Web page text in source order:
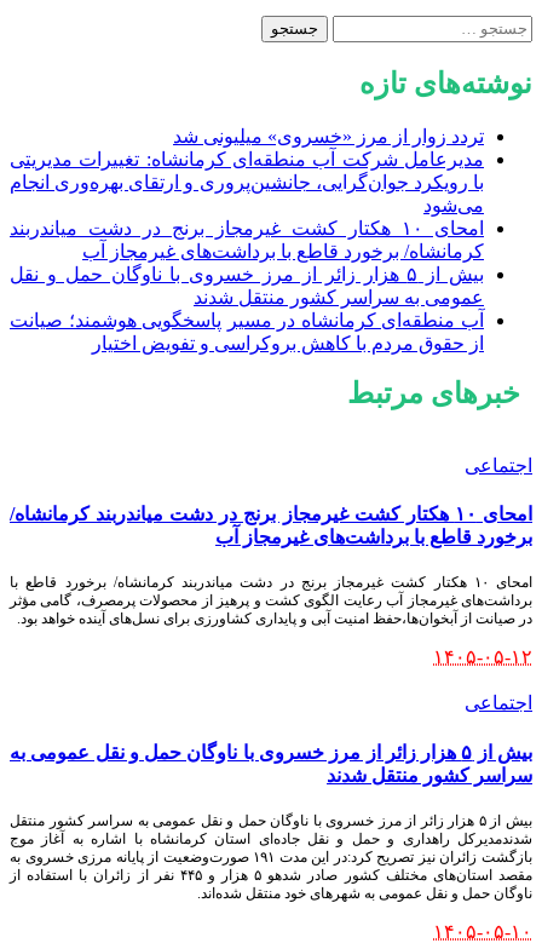
جستجو
برای:
نوشته‌های تازه
تردد زوار از مرز «خسروی» میلیونی شد
مدیرعامل شرکت آب منطقه‌ای کرمانشاه: تغییرات مدیریتی
با رویکرد جوان‌گرایی، جانشین‌پروری و ارتقای بهره‌وری انجام
می‌شود
امحای ۱۰ هکتار کشت غیرمجاز برنج در دشت میاندربند
کرمانشاه/ برخورد قاطع با برداشت‌های غیرمجاز آب
بیش از ۵ هزار زائر از مرز خسروی با ناوگان حمل‌ و نقل
عمومی به سراسر کشور منتقل شدند
آب منطقه‌ای کرمانشاه در مسیر پاسخگویی هوشمند؛ صیانت
از حقوق مردم با کاهش بروکراسی و تفویض اختیار
خبرهای مرتبط
اجتماعی
امحای ۱۰ هکتار کشت غیرمجاز برنج در دشت میاندربند کرمانشاه/
برخورد قاطع با برداشت‌های غیرمجاز آب
امحای ۱۰ هکتار کشت غیرمجاز برنج در دشت میاندربند کرمانشاه/ برخورد قاطع با
برداشت‌های غیرمجاز آب رعایت الگوی کشت و پرهیز از محصولات پرمصرف، گامی مؤثر
در صیانت از آبخوان‌ها،حفظ امنیت آبی و پایداری کشاورزی برای نسل‌های آینده خواهد بود.
۱۴۰۵-۰۵-۱۲
اجتماعی
بیش از ۵ هزار زائر از مرز خسروی با ناوگان حمل‌ و نقل عمومی به
سراسر کشور منتقل شدند
بیش از ۵ هزار زائر از مرز خسروی با ناوگان حمل‌ و نقل عمومی به سراسر کشور منتقل
شدندمدیرکل راهداری و حمل‌ و نقل جاده‌ای استان کرمانشاه با اشاره به آغاز موج
بازگشت زائران نیز تصریح کرد:در این مدت ۱۹۱ صورت‌وضعیت از پایانه مرزی خسروی به
مقصد استان‌های مختلف کشور صادر شدهو ۵ هزار و ۴۴۵ نفر از زائران با استفاده از
ناوگان حمل‌ و نقل عمومی به شهرهای خود منتقل شده‌اند.
۱۴۰۵-۰۵-۱۰